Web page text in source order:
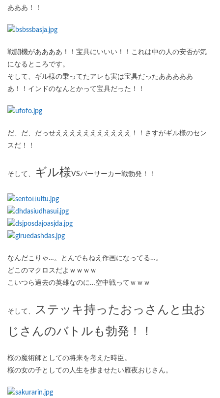
あああ！！
戦闘機がああああ！！宝具にいいい！！これは中の人の安否が気
になるところです。
そして、ギル様の乗ってたアレも実は宝具だったあああああ
あ！！インドのなんとかって宝具だった！！
だ、だ、だっせえええええええええええ！！さすがギル様のセン
スだ！！
そして、 ギル様VSバーサーカー戦勃発！！
なんだこりゃ…。とんでもねえ作画になってる…。
どこのマクロスだよｗｗｗｗ
こいつら過去の英雄なのに…空中戦ってｗｗｗ
そして、
ステッキ持ったおっさんと虫お
じさんのバトルも勃発！！
桜の魔術師としての将来を考えた時臣。
桜の女の子としての人生を歩ませたい雁夜おじさん。